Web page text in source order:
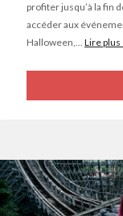
profiter jusqu’à la fin
accéder aux
Halloween,... Lire plus